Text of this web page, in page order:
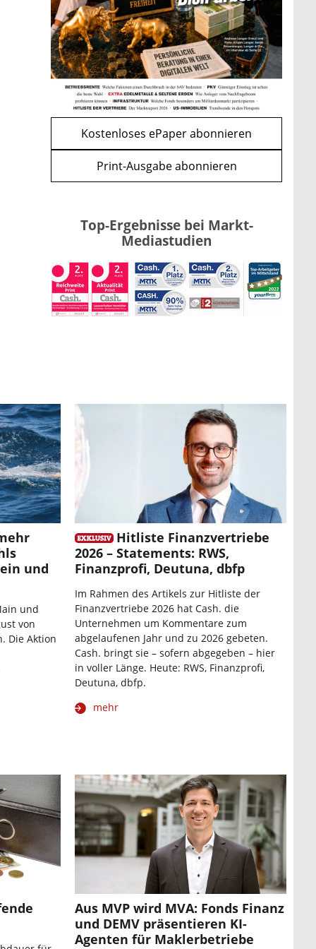
WEITERE ARTIKEL
zurückweiter
Bitcoin im Wartemodus: Fed
und CLARITY Act geben die
Richtung vor
mehr
Kostenloses ePaper abonnieren
Print-Ausgabe abonnieren
Top-Ergebnisse bei Markt-
Mediastudien
und
und
von
Die Aktion
Hitliste Finanzvertriebe
2026 – Statements: RWS,
Finanzprofi, Deutuna, dbfp
Im Rahmen des Artikels zur Hitliste der
Finanzvertriebe 2026 hat Cash. die
Unternehmen um Kommentare zum
abgelaufenen Jahr und zu 2026 gebeten.
Cash. bringt sie – sofern abgegeben – hier
in voller Länge. Heute: RWS, Finanzprofi,
Deutuna, dbfp.
mehr
Aus MVP wird MVA: Fonds Finanz
und DEMV präsentieren KI-
Agenten für Maklerbetriebe